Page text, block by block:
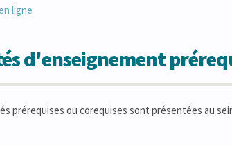
ligne
d'enseignement
prérequises ou corequises sont présentées au